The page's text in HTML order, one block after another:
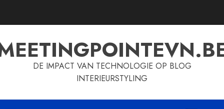
DE IMPACT VAN TECHNOLOGIE OP BLOG
INTERIEURSTYLING